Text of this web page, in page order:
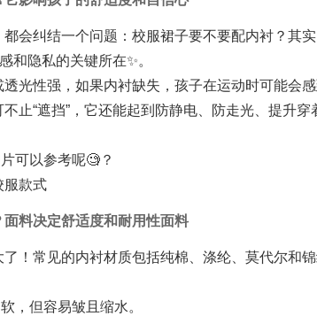
会纠结一个问题：校服裙子要不要配内衬？其
和隐私的关键所在✨。
光性强，如果内衬缺失，孩子在运动时可能会
止“遮挡”，它还能起到防静电、防走光、提升
可以参考呢🧐？
服款式
料决定舒适度和耐用性面料
！常见的内衬材质包括纯棉、涤纶、莫代尔和
，但容易皱且缩水。